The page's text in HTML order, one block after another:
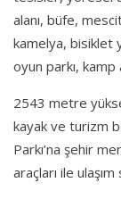
alanı, büfe,
kamelya, bisiklet
oyun parkı,
2543 metre
kayak ve turizm
Parkı’na şehir
araçları ile